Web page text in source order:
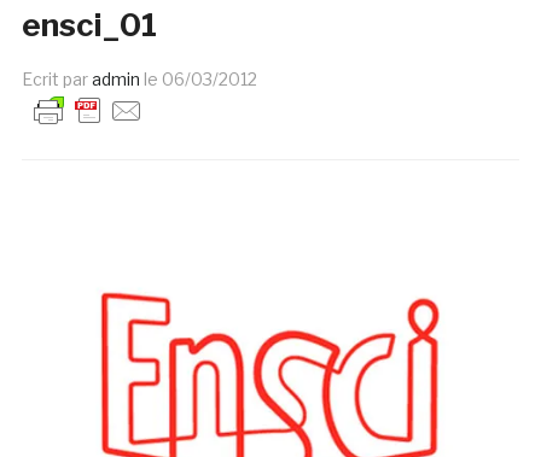
ensci_01
Ecrit paradmin le 06/03/2012